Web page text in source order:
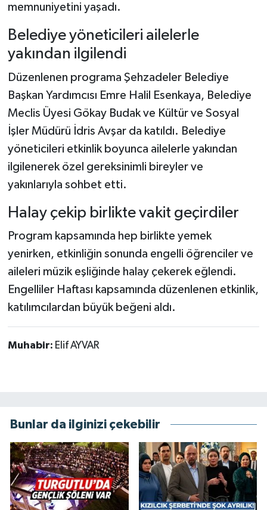
memnuniyetini yaşadı.
Belediye yöneticileri ailelerle
yakından ilgilendi
Düzenlenen programa Şehzadeler Belediye
Başkan Yardımcısı Emre Halil Esenkaya, Belediye
Meclis Üyesi Gökay Budak ve Kültür ve Sosyal
İşler Müdürü İdris Avşar da katıldı. Belediye
yöneticileri etkinlik boyunca ailelerle yakından
ilgilenerek özel gereksinimli bireyler ve
yakınlarıyla sohbet etti.
Halay çekip birlikte vakit geçirdiler
Program kapsamında hep birlikte yemek
yenirken, etkinliğin sonunda engelli öğrenciler ve
aileleri müzik eşliğinde halay çekerek eğlendi.
Engelliler Haftası kapsamında düzenlenen etkinlik,
katılımcılardan büyük beğeni aldı.
Muhabir: Elif AYVAR
Bunlar da ilginizi çekebilir